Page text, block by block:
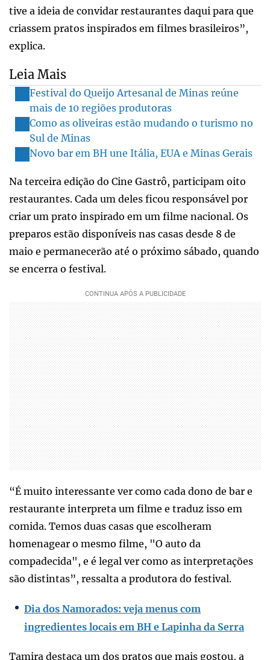
tive a ideia de convidar restaurantes daqui para que
criassem pratos inspirados em filmes brasileiros”,
explica.
Leia Mais
Festival do Queijo Artesanal de Minas reúne
mais de 10 regiões produtoras
Como as oliveiras estão mudando o turismo no
Sul de Minas
Novo bar em BH une Itália, EUA e Minas Gerais
Na terceira edição do Cine Gastrô, participam oito
restaurantes. Cada um deles ficou responsável por
criar um prato inspirado em um filme nacional. Os
preparos estão disponíveis nas casas desde 8 de
maio e permanecerão até o próximo sábado, quando
se encerra o festival.
“É muito interessante ver como cada dono de bar e
restaurante interpreta um filme e traduz isso em
comida. Temos duas casas que escolheram
homenagear o mesmo filme, "O auto da
compadecida", e é legal ver como as interpretações
são distintas”, ressalta a produtora do festival.
Dia dos Namorados: veja menus com
ingredientes locais em BH e Lapinha da Serra
Tamira destaca um dos pratos que mais gostou, a